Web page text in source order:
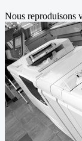
Nous reproduisons